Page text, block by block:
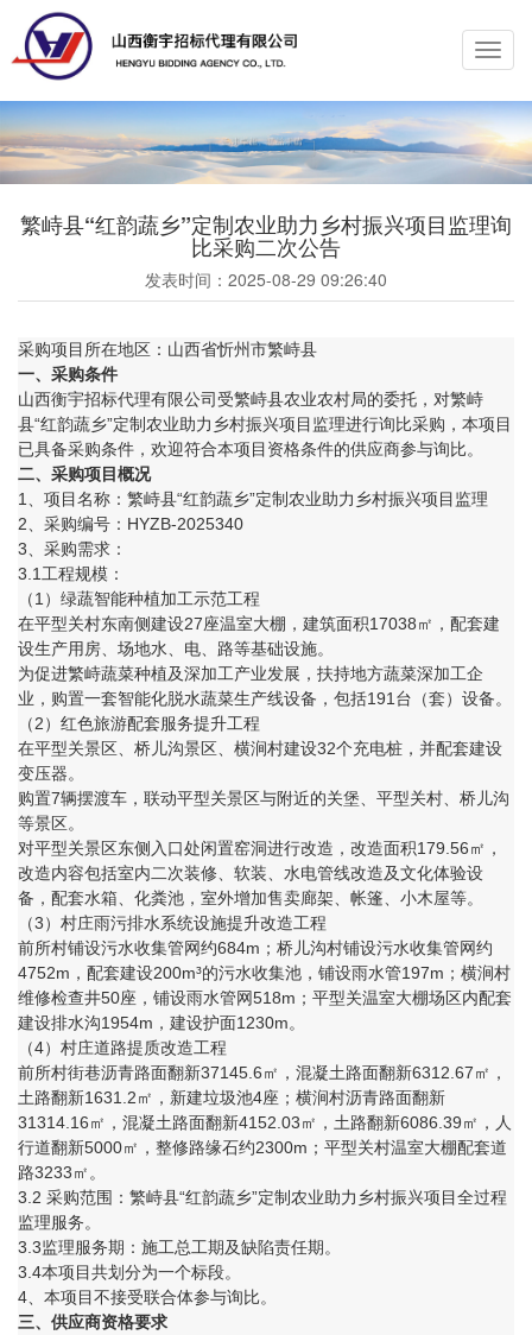
繁峙县“红韵蔬乡”定制农业助力乡村振兴项目监理询
比采购二次公告
发表时间： 2025-08-29 09:26:40
采购项目所在地区：山西省忻州市繁峙县
一、 采购条件
山西衡宇招标代理有限公司受繁峙县农业农村局的委托，对繁峙
县“红韵蔬乡”定制农业助力乡村振兴项目监理进行询比采购，本项目
已具备采购条件，欢迎符合本项目资格条件的供应商参与询比。
二、 采购项目概况
1、项目名称：繁峙县“红韵蔬乡”定制农业助力乡村振兴项目监理
2、采购编号：HYZB-2025340
3、采购需求：
3.1工程规模：
（1）绿蔬智能种植加工示范工程
在平型关村东南侧建设27座温室大棚，建筑面积17038㎡，配套建
设生产用房、场地水、电、路等基础设施。
为促进繁峙蔬菜种植及深加工产业发展，扶持地方蔬菜深加工企
业，购置一套智能化脱水蔬菜生产线设备，包括191台（套）设备。
（2）红色旅游配套服务提升工程
在平型关景区、桥儿沟景区、横涧村建设32个充电桩，并配套建设
变压器。
购置7辆摆渡车，联动平型关景区与附近的关堡、平型关村、桥儿沟
等景区。
对平型关景区东侧入口处闲置窑洞进行改造，改造面积179.56㎡，
改造内容包括室内二次装修、软装、水电管线改造及文化体验设
备，配套水箱、化粪池，室外增加售卖廊架、帐篷、小木屋等。
（3）村庄雨污排水系统设施提升改造工程
前所村铺设污水收集管网约684m；桥儿沟村铺设污水收集管网约
4752m，配套建设200m³的污水收集池，铺设雨水管197m；横涧村
维修检查井50座，铺设雨水管网518m；平型关温室大棚场区内配套
建设排水沟1954m，建设护面1230m。
（4）村庄道路提质改造工程
前所村街巷沥青路面翻新37145.6㎡，混凝土路面翻新6312.67㎡，
土路翻新1631.2㎡，新建垃圾池4座；横涧村沥青路面翻新
31314.16㎡，混凝土路面翻新4152.03㎡，土路翻新6086.39㎡，人
行道翻新5000㎡，整修路缘石约2300m；平型关村温室大棚配套道
路3233㎡。
3.2 采购范围：繁峙县“红韵蔬乡”定制农业助力乡村振兴项目全过程
监理服务。
3.3监理服务期：施工总工期及缺陷责任期。
3.4本项目共划分为一个标段。
4、本项目不接受联合体参与询比。
三、 供应商资格要求